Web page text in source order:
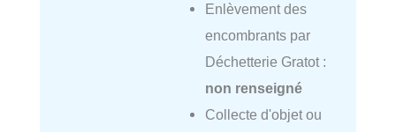
Enlèvement des
encombrants par
Déchetterie Gratot :
non renseigné
Collecte d'objet ou